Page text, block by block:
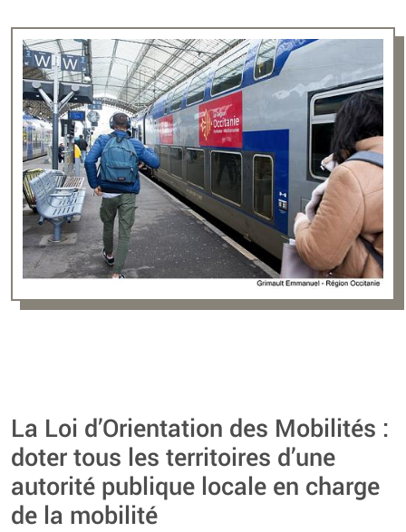
La Loi d’Orientation des Mobilités :
doter tous les territoires d’une
autorité publique locale en charge
de la mobilité